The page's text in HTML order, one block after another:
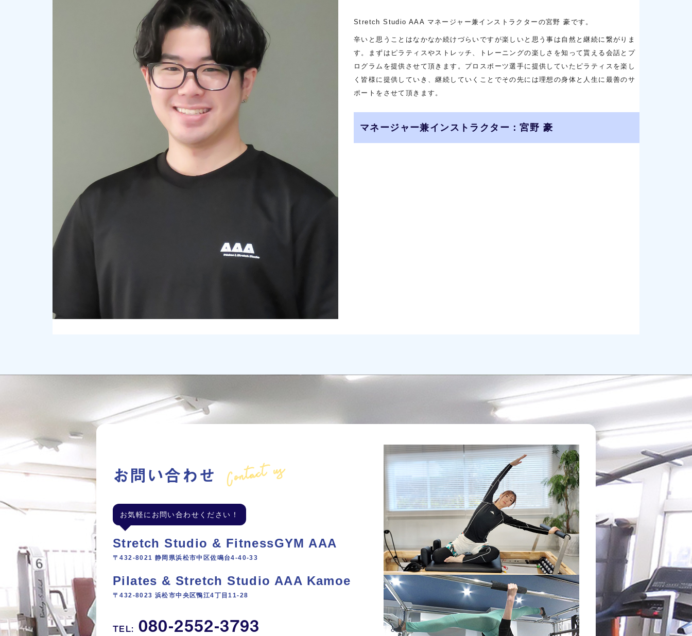
Stretch Studio AAA マネージャー兼インストラクターの宮野 豪です。
辛いと思うことはなかなか続けづらいですが楽しいと思う事は自然と継続に繋がりま
す。まずはピラティスやストレッチ、トレーニングの楽しさを知って貰える会話とプ
ログラムを提供させて頂きます。プロスポーツ選手に提供していたピラティスを楽し
く皆様に提供していき、継続していくことでその先には理想の身体と人生に最善のサ
ポートをさせて頂きます。
マネージャー兼インストラクター：宮野 豪
お問い合わせ Contact us
お気軽にお問い合わせください！
Stretch Studio & FitnessGYM AAA
〒432-8021 静岡県浜松市中区佐鳴台4-40-33
Pilates & Stretch Studio AAA Kamoe
〒432-8023 浜松市中央区鴨江4丁目11‐28
TEL: 080-2552-3793